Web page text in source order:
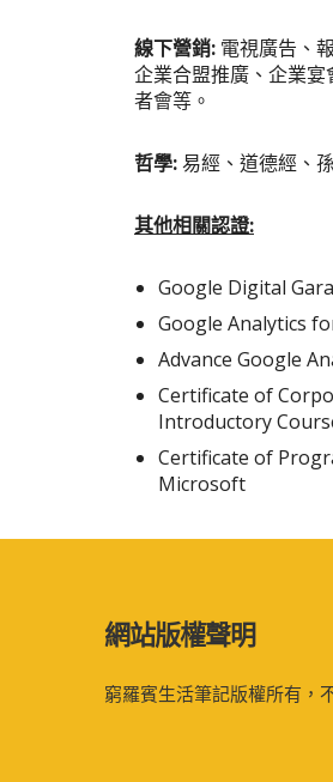
線下營銷: 電視廣告、
企業合盟推廣、企業
者會等。
哲學:易經、道德經、
其他相關認證:
Google Digital
Google Analytics
Advance Google
Certificate of
Introductory
Certificate of
Microsoft
網站版權聲明
窮羅賓生活筆記版權所有，